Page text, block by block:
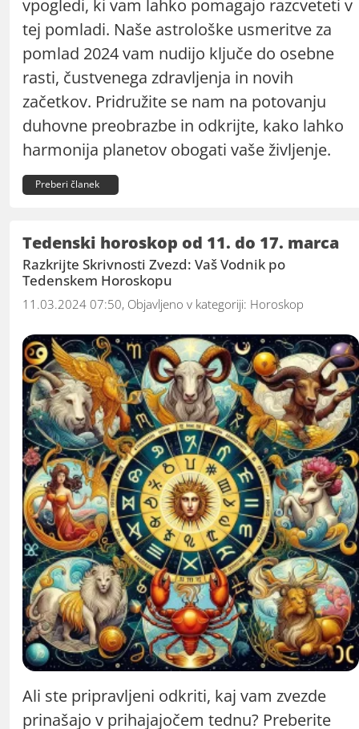
vpogledi, ki vam lahko pomagajo razcveteti v
tej pomladi. Naše astrološke usmeritve za
pomlad 2024 vam nudijo ključe do osebne
rasti, čustvenega zdravljenja in novih
začetkov. Pridružite se nam na potovanju
duhovne preobrazbe in odkrijte, kako lahko
harmonija planetov obogati vaše življenje.
Preberi članek
Tedenski horoskop od 11. do 17. marca
Razkrijte Skrivnosti Zvezd: Vaš Vodnik po
Tedenskem Horoskopu
11.03.2024 07:50, Objavljeno v kategoriji: Horoskop
Ali ste pripravljeni odkriti, kaj vam zvezde
prinašajo v prihajajočem tednu? Preberite